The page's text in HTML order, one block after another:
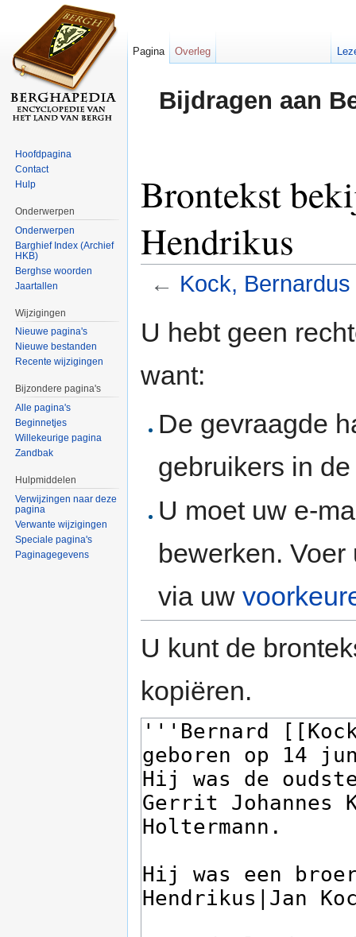
Bijdragen aan
Brontekst
Hendrikus
← Kock,
U hebt geen
want:
De gevraagde
gebruikers in
U moet uw e-
bewerken.
via uw
U kunt de
kopiëren.
Pagina Overleg
Hoofdpagina
Contact
Hulp
Onderwerpen
Onderwerpen
Barghief Index (Archief
HKB)
Berghse woorden
Jaartallen
Wijzigingen
Nieuwe pagina's
Nieuwe bestanden
Recente wijzigingen
Bijzondere pagina's
Alle pagina's
Beginnetjes
Willekeurige pagina
Zandbak
Hulpmiddelen
Verwijzingen naar deze
pagina
Verwante wijzigingen
Speciale pagina's
Paginagegevens